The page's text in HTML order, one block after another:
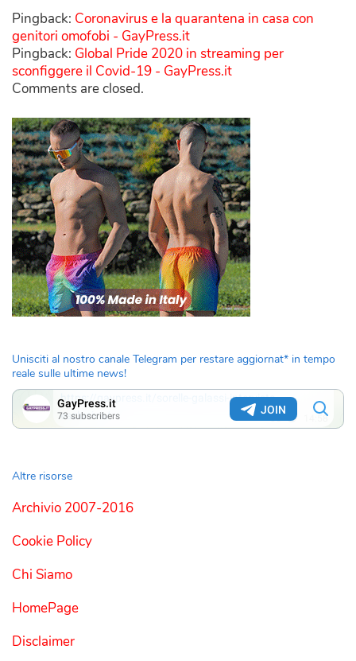
Pingback: Coronavirus e la quarantena in casa con
genitori omofobi - GayPress.it
Pingback: Global Pride 2020 in streaming per
sconfiggere il Covid-19 - GayPress.it
Comments are closed.
Unisciti al nostro canale Telegram per restare aggiornat* in tempo
reale sulle ultime news!
Altre risorse
Archivio 2007-2016
Cookie Policy
Chi Siamo
HomePage
Disclaimer